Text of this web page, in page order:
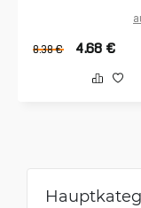
8.38 € 4.68 €